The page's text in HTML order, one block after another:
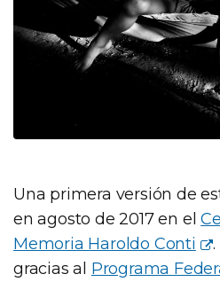
Una primera versión de
en agosto de 2017 en el
Memoria Haroldo Conti
gracias al Programa